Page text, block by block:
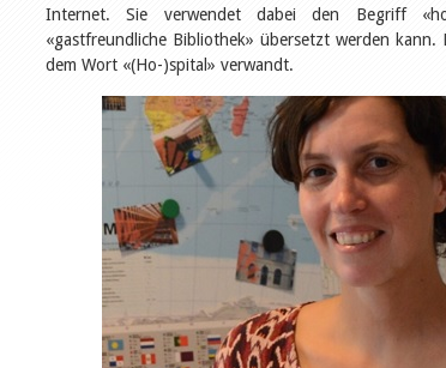
Internet. Sie verwendet dabei den Begriff
«gastfreundliche Bibliothek» übersetzt werden kann.
dem Wort «(Ho-)spital» verwandt.